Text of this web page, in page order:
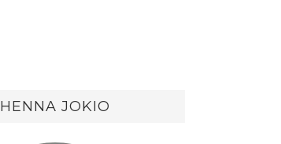
HENNA JOKIO